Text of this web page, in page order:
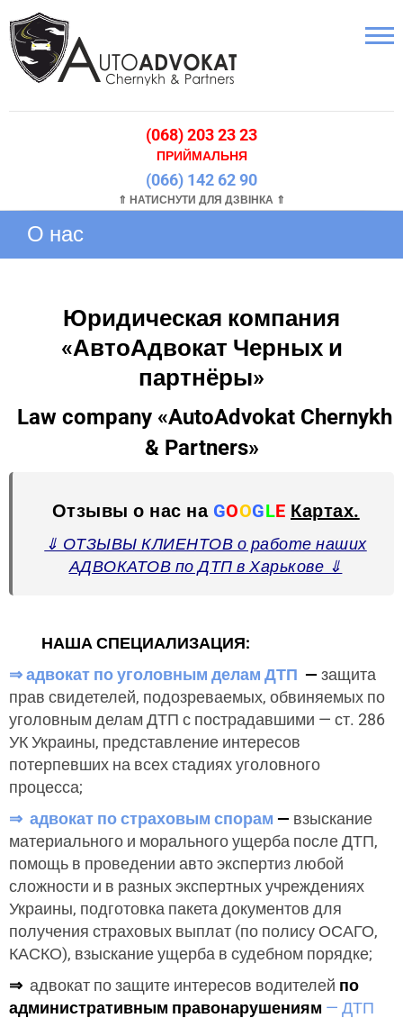
(068) 203 23 23
ПРИЙМАЛЬНЯ
(066) 142 62 90
⇑ НАТИСНУТИ ДЛЯ ДЗВІНКА ⇑
О нас
Юридическая компания
«АвтоАдвокат Черных и
партнёры»
Law company «AutoAdvokat Chernykh
& Partners»
Отзывы о нас на GOOGLE Картах.
⇓ ОТЗЫВЫ КЛИЕНТОВ о работе наших
АДВОКАТОВ по ДТП в Харькове ⇓
НАША СПЕЦИАЛИЗАЦИЯ:
⇒ адвокат по уголовным делам ДТП — защита
прав свидетелей, подозреваемых, обвиняемых по
уголовным делам ДТП с пострадавшими — ст. 286
УК Украины, представление интересов
потерпевших на всех стадиях уголовного
процесса;
⇒ адвокат по страховым спорам — взыскание
материального и морального ущерба после ДТП,
помощь в проведении авто экспертиз любой
сложности и в разных экспертных учреждениях
Украины, подготовка пакета документов для
получения страховых выплат (по полису ОСАГО,
КАСКО), взыскание ущерба в судебном порядке;
⇒ адвокат по защите интересов водителей по
административным правонарушениям — ДТП